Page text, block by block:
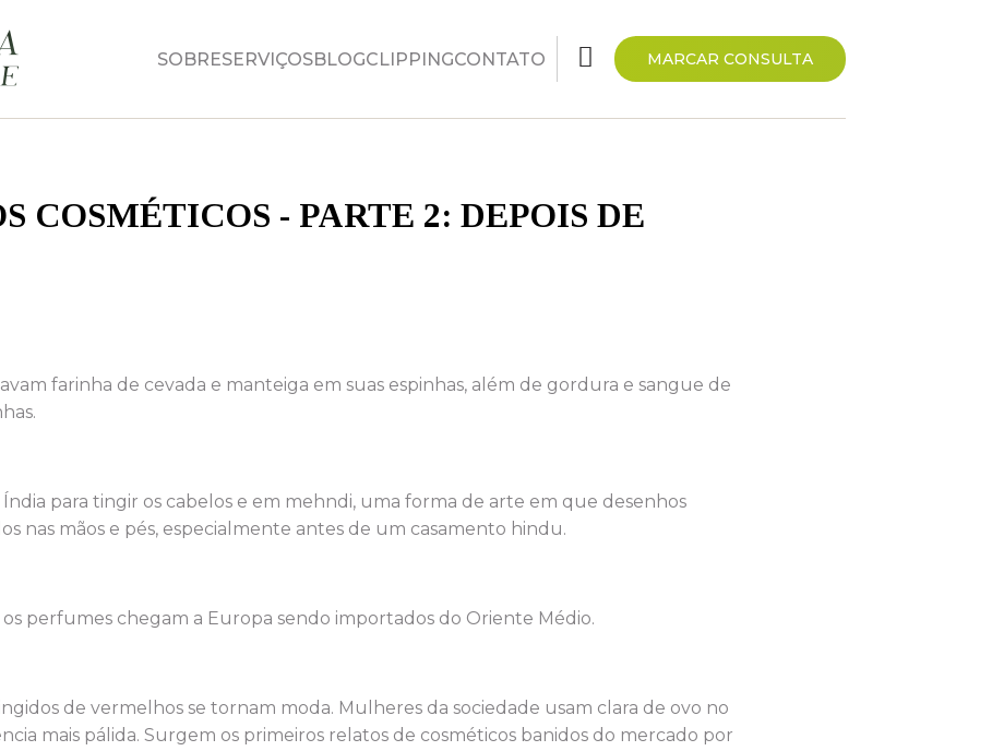
SOBRESERVIÇOSBLOGCLIPPINGCONTATO MARCAR CONSULTA
COSMÉTICOS - PARTE 2: DEPOIS DE
farinha de cevada e manteiga em suas espinhas, além de gordura e sangue de
Índia para tingir os cabelos e em mehndi, uma forma de arte em que desenhos
nas mãos e pés, especialmente antes de um casamento hindu.
os perfumes chegam a Europa sendo importados do Oriente Médio.
de vermelhos se tornam moda. Mulheres da sociedade usam clara de ovo no
mais pálida. Surgem os primeiros relatos de cosméticos banidos do mercado por